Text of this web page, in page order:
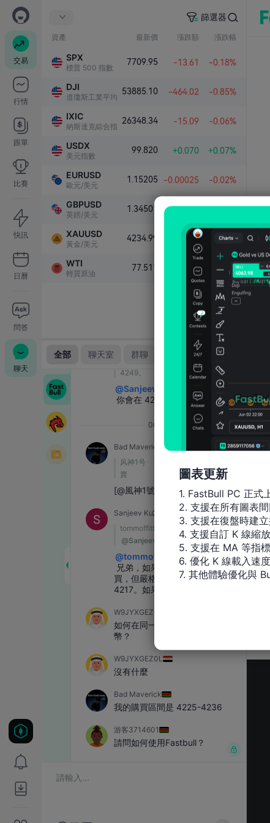
交易
行情
跟單
比賽
快訊
日曆
問答
聊天
篩選器
資產 最新價 漲跌額 漲跌幅
SPX
標普 500 指數
7709.95 -13.61 -0.18%
DJI
道瓊斯工業平均指數
53885.10 -464.02 -0.85%
IXIC
納斯達克綜合指數
26348.34 -15.09 -0.06%
USDX
美元指數
99.820 +0.070 +0.07%
EURUSD
歐元/美元
1.15205 -0.00025 -0.02%
GBPUSD
英鎊/美元
1.34501 -0.00026
XAUUSD
黃金/美元
4234.99 -5.03 -0.12%
WTI
輕質原油
77.511 +0.172 +0.22%
圖表更新
1. FastBull PC 正式
2. 支援在所有圖表
3. 支援在復盤時建
4. 支援自訂 K 線縮
5. 支援在 MA 等指
6. 優化 K 線載入速度
7. 其他體驗優化與